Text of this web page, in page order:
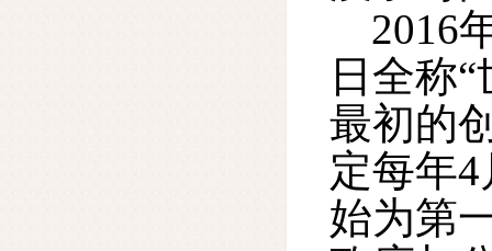
2016
日全称
最初的
定每年
始为第